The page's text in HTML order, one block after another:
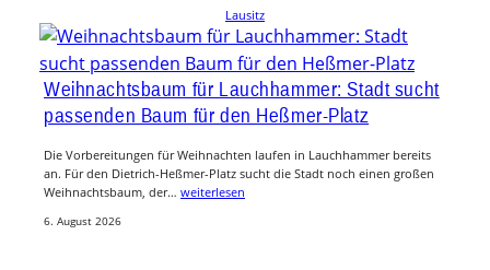
Lausitz
Weihnachtsbaum für Lauchhammer: Stadt sucht
passenden Baum für den Heßmer-Platz
Die Vorbereitungen für Weihnachten laufen in Lauchhammer bereits
an. Für den Dietrich-Heßmer-Platz sucht die Stadt noch einen großen
Weihnachtsbaum, der… weiterlesen
6. August 2026